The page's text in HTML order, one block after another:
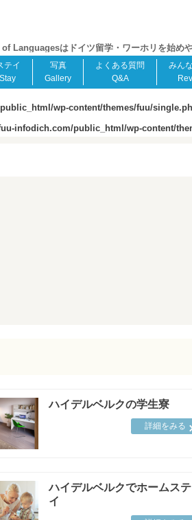
Languagesはドイツ留学・ワーホリを始め
テイ
写真
Gallery
よくある質問
Q&A
みん
wp-content/themes/fuu/
infodich.com/public_html/wp-content/
ハイデルベルクの学生寮
詳細をみる
ハイデルベルクでホームステ
イ